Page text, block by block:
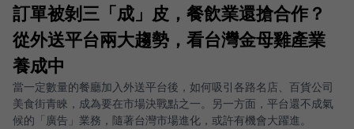
訂單被剝三「成」皮，餐飲業還搶合作？
從外送平台兩大趨勢，看台灣金母雞產業
養成中
當一定數量的餐廳加入外送平台後，如何吸引各路名店、百貨公司
美食街青睞，成為要在市場決戰點之一。另一方面，平台還不成氣
候的「廣告」業務，隨著台灣市場進化，或許有機會大躍進。